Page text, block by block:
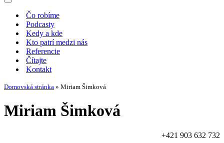
Menu
navigácieČo robíme
Podcasty
Kedy a kde
Kto patrí medzi nás
Referencie
Čítajte
Kontakt
Domovská stránka » Miriam Šimková
Miriam Šimková
+421 903 632 732